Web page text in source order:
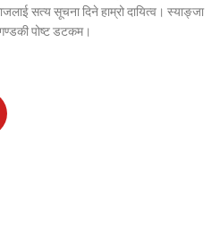
सत्य सूचना दिने हाम्रो दायित्व। स्याङ्जा
पोष्ट डटकम।